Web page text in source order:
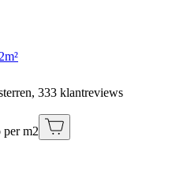
333 klantreviews
per m2